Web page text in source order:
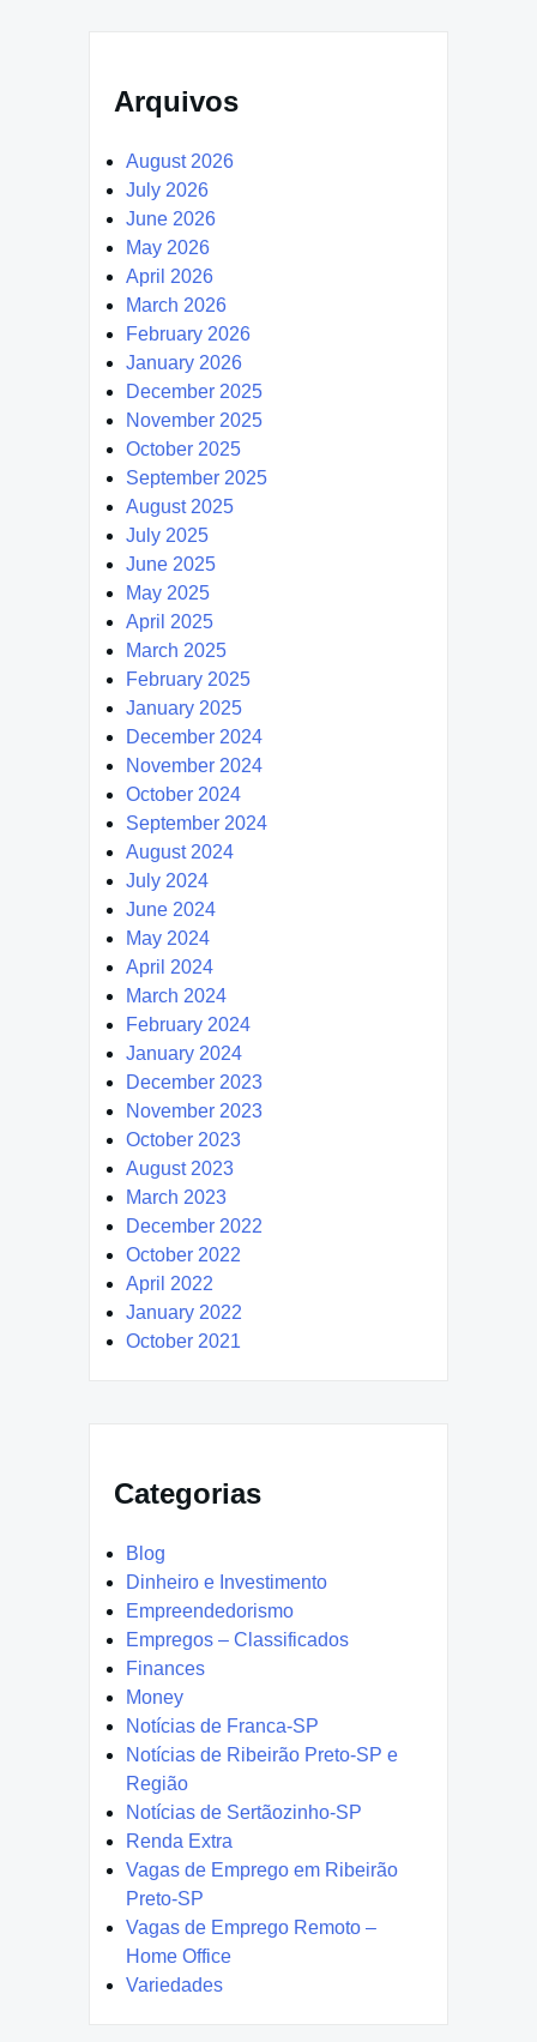
Arquivos
August 2026
July 2026
June 2026
May 2026
April 2026
March 2026
February 2026
January 2026
December 2025
November 2025
October 2025
September 2025
August 2025
July 2025
June 2025
May 2025
April 2025
March 2025
February 2025
January 2025
December 2024
November 2024
October 2024
September 2024
August 2024
July 2024
June 2024
May 2024
April 2024
March 2024
February 2024
January 2024
December 2023
November 2023
October 2023
August 2023
March 2023
December 2022
October 2022
April 2022
January 2022
October 2021
Categorias
Blog
Dinheiro e Investimento
Empreendedorismo
Empregos – Classificados
Finances
Money
Notícias de Franca-SP
Notícias de Ribeirão Preto-SP e
Região
Notícias de Sertãozinho-SP
Renda Extra
Vagas de Emprego em Ribeirão
Preto-SP
Vagas de Emprego Remoto –
Home Office
Variedades